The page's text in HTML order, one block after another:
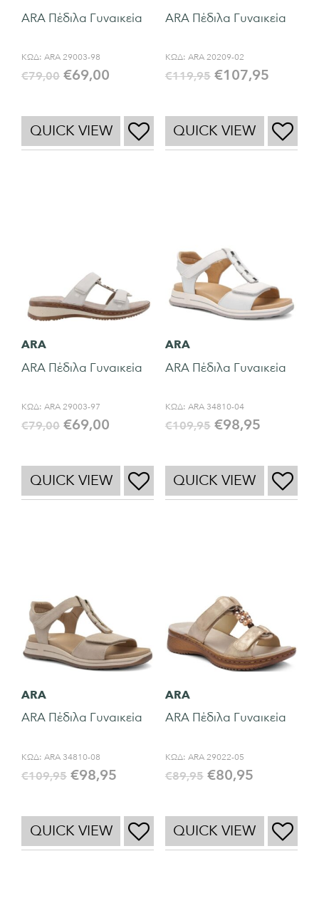
ARA Πέδιλα Γυναικεία
ΚΩΔ: ARA 29003-98
€79,00 €69,00
QUICK VIEW
ARA Πέδιλα Γυναικεία
ΚΩΔ: ARA 20209-02
€119,95 €107,95
QUICK VIEW
ARA
ARA Πέδιλα Γυναικεία
ΚΩΔ: ARA 29003-97
€79,00 €69,00
QUICK VIEW
ARA
ARA Πέδιλα Γυναικεία
ΚΩΔ: ARA 34810-04
€109,95 €98,95
QUICK VIEW
ARA
ARA Πέδιλα Γυναικεία
ΚΩΔ: ARA 34810-08
€109,95 €98,95
QUICK VIEW
ARA
ARA Πέδιλα Γυναικεία
ΚΩΔ: ARA 29022-05
€89,95 €80,95
QUICK VIEW